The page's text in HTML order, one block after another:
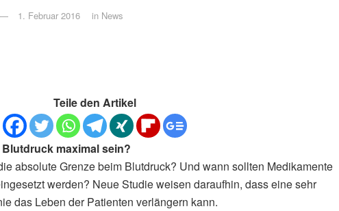
1. Februar 2016 in News
Teile den Artikel
maximal sein?
absolute Grenze beim Blutdruck? Und wann sollten Medikamente
werden? Neue Studie weisen daraufhin, dass eine sehr
das Leben der Patienten verlängern kann.